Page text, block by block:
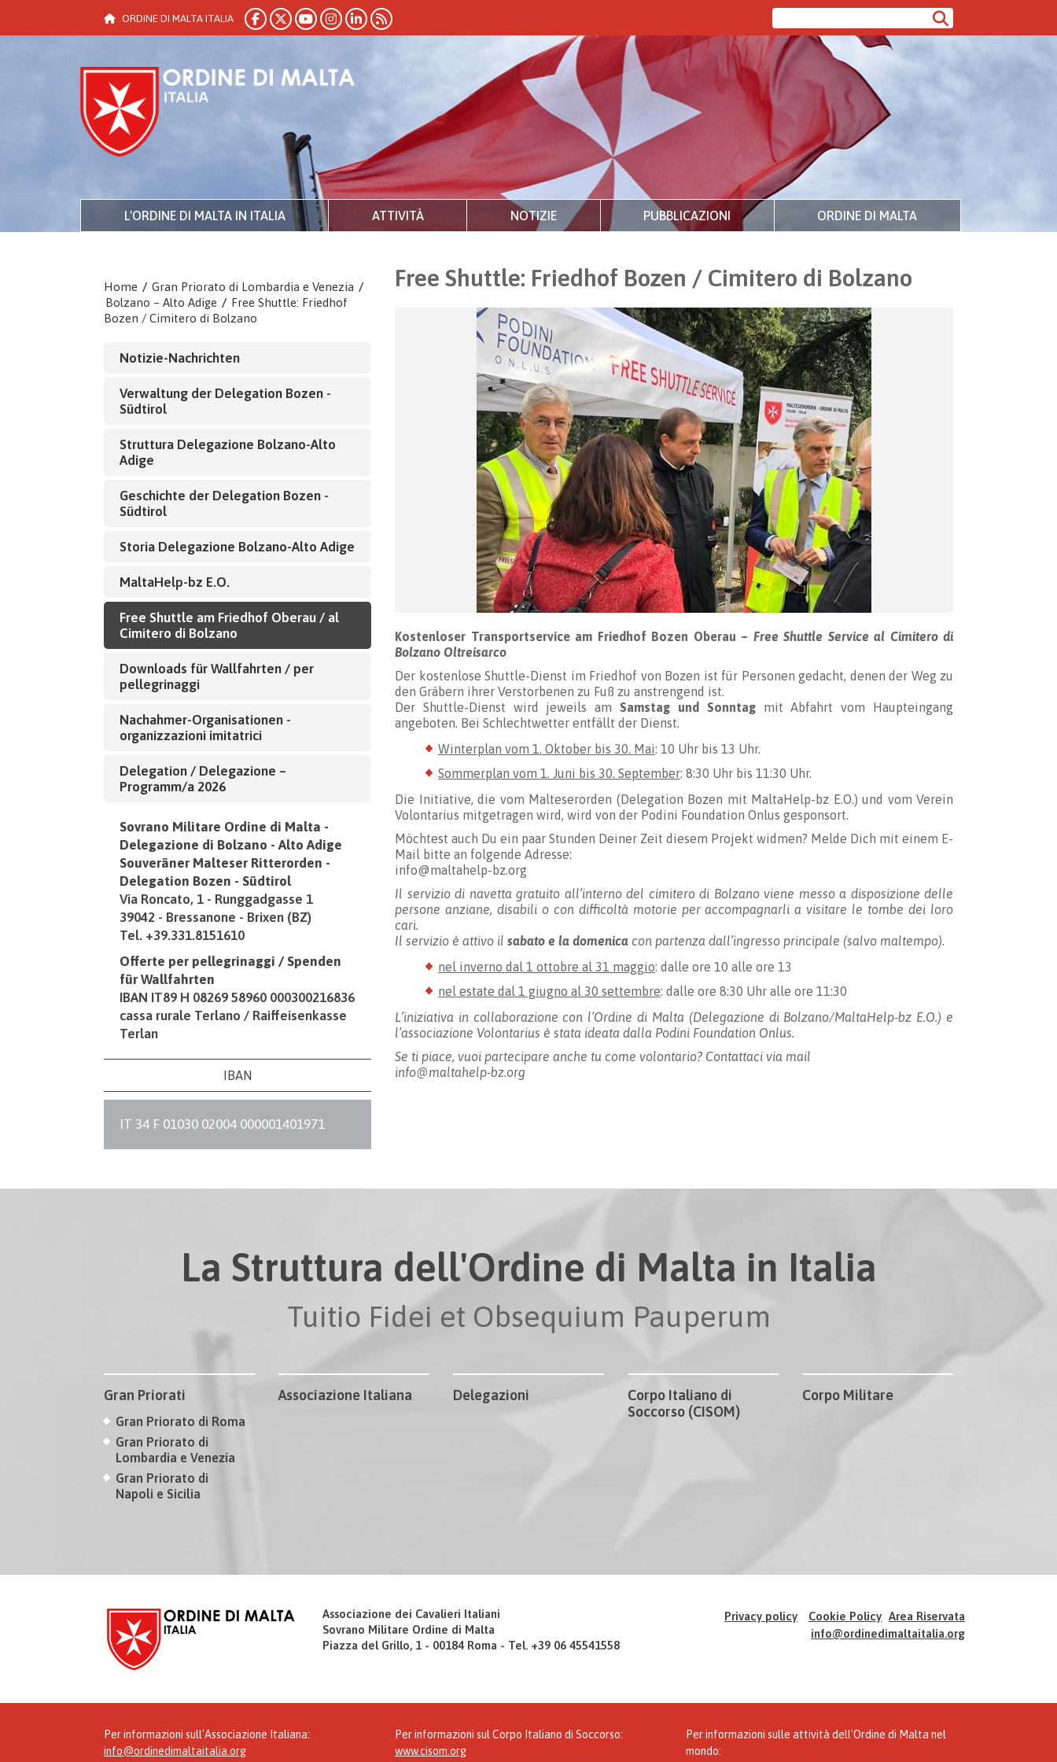
ORDINE DI MALTA ITALIA
L'ORDINE DI MALTA IN ITALIA ATTIVITÀ NOTIZIE PUBBLICAZIONI ORDINE DI MALTA
Home / Gran Priorato di Lombardia e Venezia /
Bolzano – Alto Adige / Free Shuttle: Friedhof
Bozen / Cimitero di Bolzano
Notizie-Nachrichten
Verwaltung der Delegation Bozen -
Südtirol
Struttura Delegazione Bolzano-Alto
Adige
Geschichte der Delegation Bozen -
Südtirol
Storia Delegazione Bolzano-Alto Adige
MaltaHelp-bz E.O.
Free Shuttle am Friedhof Oberau / al
Cimitero di Bolzano
Downloads für Wallfahrten / per
pellegrinaggi
Nachahmer-Organisationen -
organizzazioni imitatrici
Delegation / Delegazione –
Programm/a 2026
Sovrano Militare Ordine di Malta -
Delegazione di Bolzano - Alto Adige
Souveräner Malteser Ritterorden -
Delegation Bozen - Südtirol
Via Roncato, 1 - Runggadgasse 1
39042 - Bressanone - Brixen (BZ)
Tel. +39.331.8151610
Offerte per pellegrinaggi / Spenden
für Wallfahrten
IBAN IT89 H 08269 58960 000300216836
cassa rurale Terlano / Raiffeisenkasse
Terlan
IBAN
IT 34 F 01030 02004 000001401971
Free Shuttle: Friedhof Bozen / Cimitero di Bolzano
Kostenloser Transportservice am Friedhof Bozen Oberau – Free Shuttle Service al Cimitero di
Bolzano Oltreisarco
Der kostenlose Shuttle-Dienst im Friedhof von Bozen ist für Personen gedacht, denen der Weg zu
den Gräbern ihrer Verstorbenen zu Fuß zu anstrengend ist.
Der Shuttle-Dienst wird jeweils amSamstag und Sonntagmit Abfahrt vom Haupteingang
angeboten. Bei Schlechtwetter entfällt der Dienst.
Winterplan vom 1. Oktober bis 30. Mai: 10 Uhr bis 13 Uhr.
Sommerplan vom 1. Juni bis 30. September: 8:30 Uhr bis 11:30 Uhr.
Die Initiative, die vom Malteserorden (Delegation Bozen mit MaltaHelp-bz E.O.) und vom Verein
Volontarius mitgetragen wird, wird von der Podini Foundation Onlus gesponsort.
Möchtest auch Du ein paar Stunden Deiner Zeit diesem Projekt widmen? Melde Dich mit einem E-
Mail bitte an folgende Adresse:
info@maltahelp-bz.org
Il servizio di navetta gratuito all’interno del cimitero di Bolzano viene messo a disposizione delle
persone anziane, disabili o con difficoltà motorie per accompagnarli a visitare le tombe dei loro
cari.
Il servizio è attivo il sabato e la domenica con partenza dall’ingresso principale (salvo maltempo).
nel inverno dal 1 ottobre al 31 maggio: dalle ore 10 alle ore 13
nel estate dal 1 giugno al 30 settembre: dalle ore 8:30 Uhr alle ore 11:30
L’iniziativa in collaborazione con l’Ordine di Malta (Delegazione di Bolzano/MaltaHelp-bz E.O.) e
l’associazione Volontarius è stata ideata dalla Podini Foundation Onlus.
Se ti piace, vuoi partecipare anche tu come volontario? Contattaci via mail
info@maltahelp-bz.org
La Struttura dell'Ordine di Malta in Italia
Tuitio Fidei et Obsequium Pauperum
Gran Priorati
Gran Priorato di Roma
Gran Priorato di
Lombardia e Venezia
Gran Priorato di
Napoli e Sicilia
Associazione Italiana Delegazioni
Corpo Italiano di
Soccorso (CISOM)
Corpo Militare
Associazione dei Cavalieri Italiani
Sovrano Militare Ordine di Malta
Piazza del Grillo, 1 - 00184 Roma - Tel. +39 06 45541558
Privacy policy Cookie Policy Area Riservata
info@ordinedimaltaitalia.org
Per informazioni sull'Associazione Italiana:
info@ordinedimaltaitalia.org
Per informazioni sul Corpo Italiano di Soccorso:
www.cisom.org
Per informazioni sulle attività dell'Ordine di Malta nel
mondo: